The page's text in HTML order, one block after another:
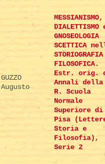
GUZZO
Augusto
MESSIANISMO,
DIALETTISMO
GNOSEOLOGIA
SCETTICA
STORIOGRAFIA
FILOSOFICA.
Estr. orig.
Annali della
R. Scuola
Normale
Superiore di
Pisa
Storia e
Filosofia),
Serie 2